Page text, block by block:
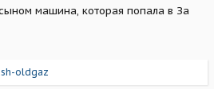
машина, которая попала в За
oldgaz